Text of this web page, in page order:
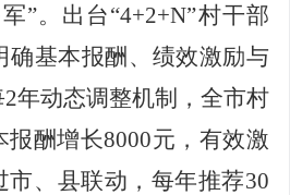
”。出台“4+2+N”村干部
确基本报酬、绩效激励与
年动态调整机制，全市村
酬增长8000元，有效激
市、县联动 ，每年推荐30